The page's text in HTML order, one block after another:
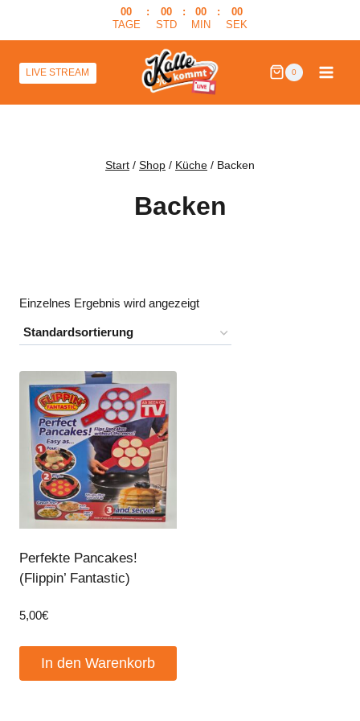
00
TAGE
:
00
STD
:
00
MIN
:
00
SEK
LIVE STREAM 0
Start / Shop / Küche / Backen
Backen
Einzelnes Ergebnis wird angezeigt
Perfekte Pancakes!
(Flippin’ Fantastic)
5,00€
In den Warenkorb